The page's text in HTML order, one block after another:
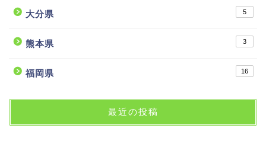
大分県 5
熊本県 3
福岡県 16
最近の投稿